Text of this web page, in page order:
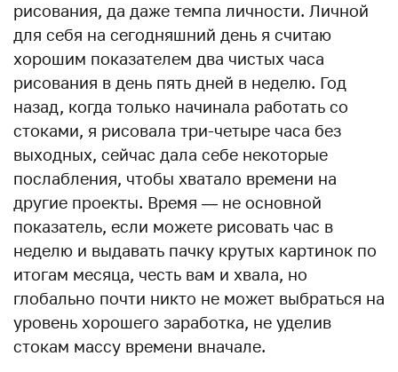
рисования, да даже темпа личности. Личной
для себя на сегодняшний день я считаю
хорошим показателем два чистых часа
рисования в день пять дней в неделю. Год
назад, когда только начинала работать со
стоками, я рисовала три-четыре часа без
выходных, сейчас дала себе некоторые
послабления, чтобы хватало времени на
другие проекты. Время — не основной
показатель, если можете рисовать час в
неделю и выдавать пачку крутых картинок по
итогам месяца, честь вам и хвала, но
глобально почти никто не может выбраться на
уровень хорошего заработка, не уделив
стокам массу времени вначале.